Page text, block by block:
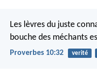
Les lèvres du juste
bouche des méchants
Proverbes 10:32 verité